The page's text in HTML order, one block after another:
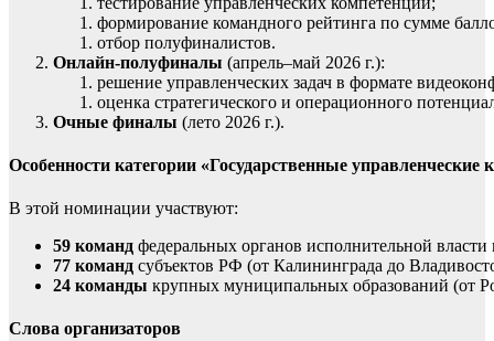
формирование командного рейтинга по сумме
отбор полуфиналистов.
Онлайн‑полуфиналы (апрель–май 2026 г.):
решение управленческих задач в формате
оценка стратегического и операционного
Очные финалы (лето 2026 г.).
Особенности категории «Государственные управленческие
В этой номинации участвуют:
59 команд федеральных органов исполнительной
77 команд субъектов РФ (от Калининграда до
24 команды крупных муниципальных образований (от
Слова организаторов